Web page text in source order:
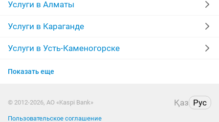
вывоз мусора
ворота ремонт стиральных машин
грузоперевозки газель манипулятор
реставрация мебели
Услуги в Алматы
Услуги в Караганде
Услуги в Усть-Каменогорске
Услуги в Актобе
Услуги в Павлодаре
Показать еще
© 2012-2026, АО «Kaspi Bank» Қаз Рус
Пользовательское соглашение